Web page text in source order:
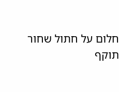
חלום על חתול שחור
תוקף